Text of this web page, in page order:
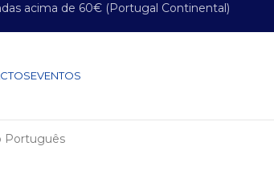
acima de 60€ (Portugal Continental)
EVENTOS
Português